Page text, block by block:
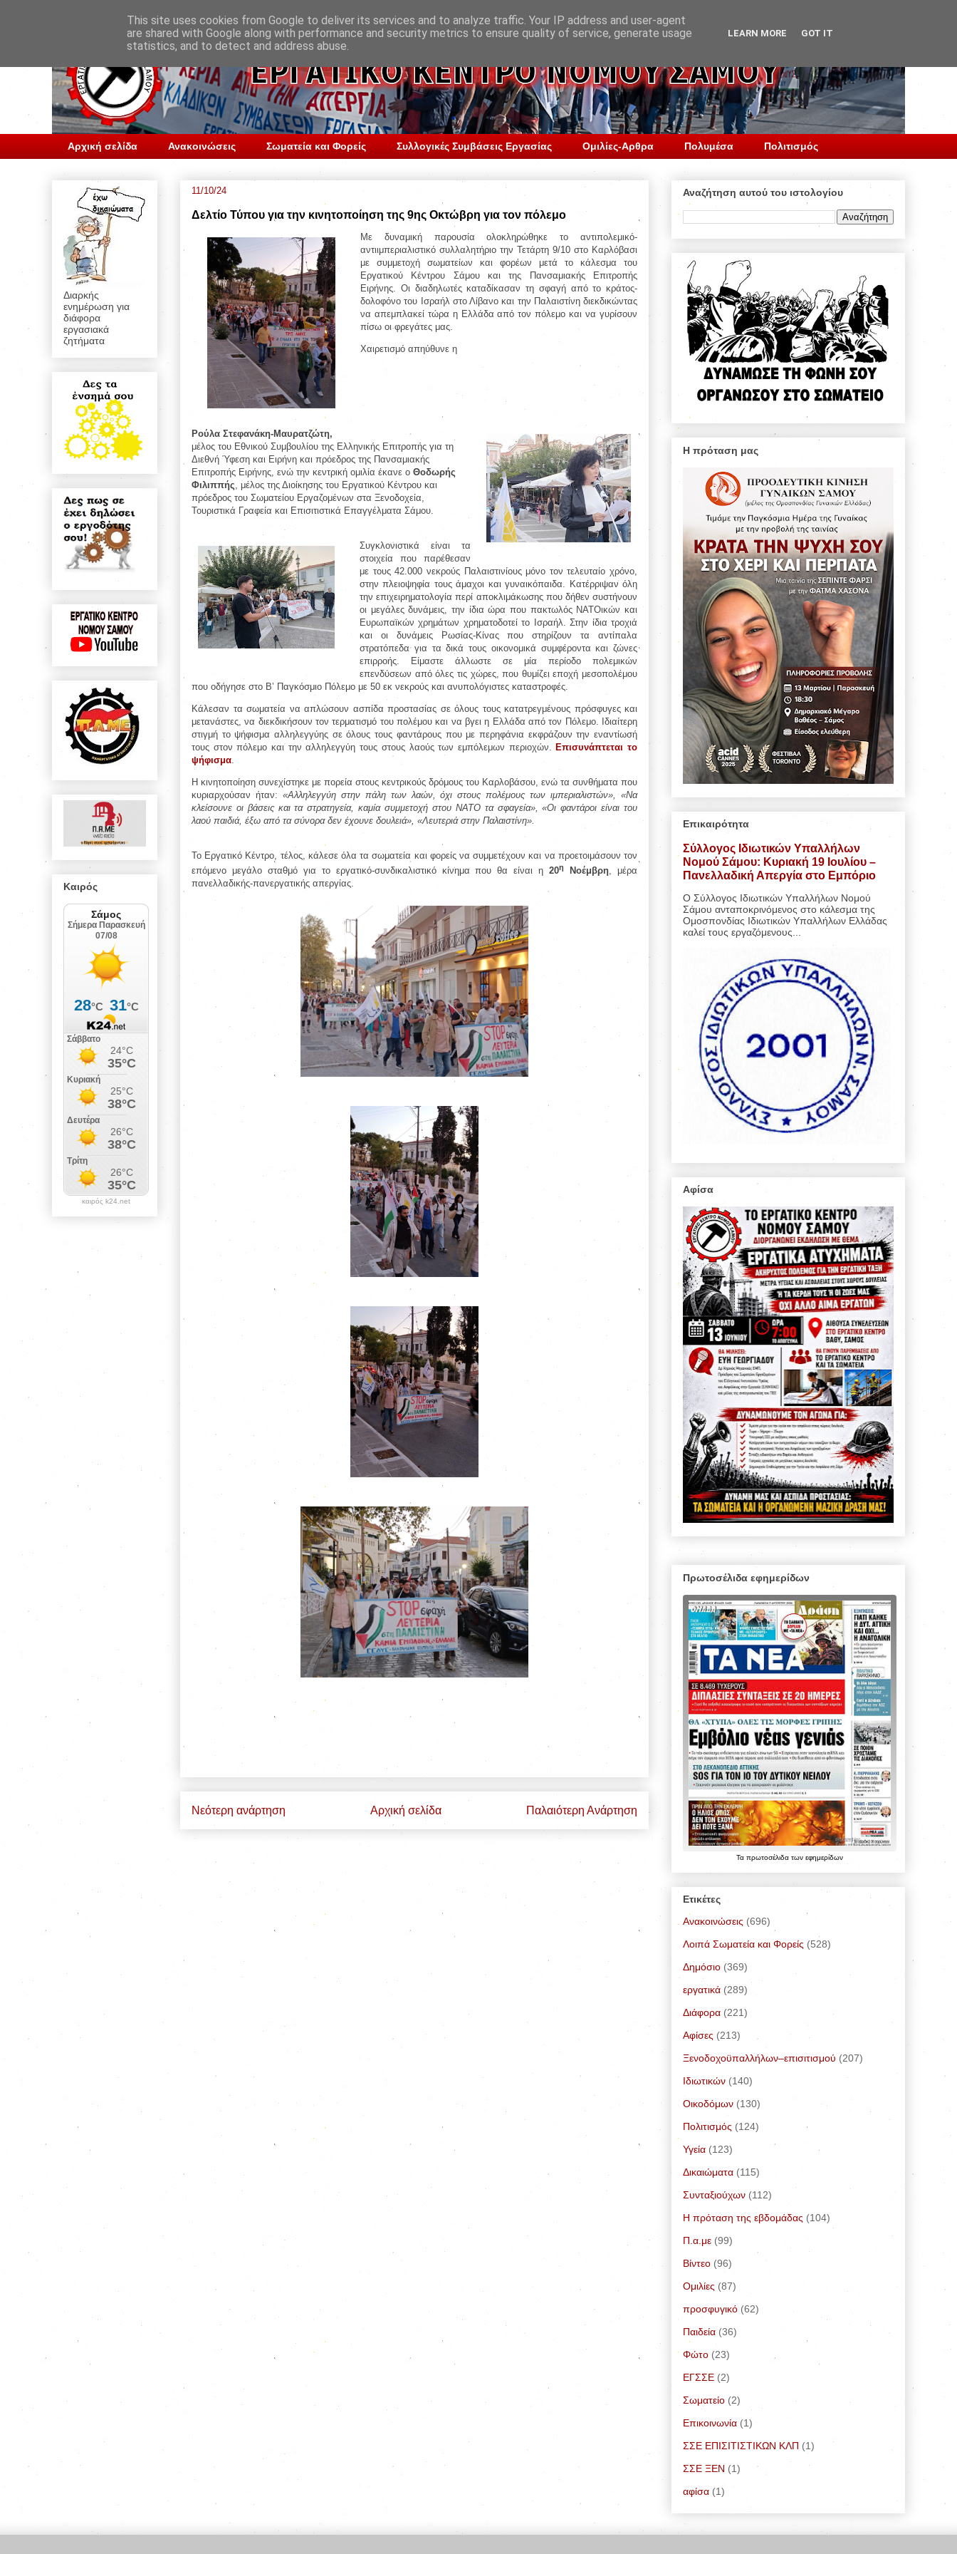
Αρχική σελίδα Ανακοινώσεις Σωματεία και Φορείς Συλλογικές Συμβάσεις Εργασίας Ομιλίες-Αρθρα Πολυμέσα Πολιτισμός
11/10/24
Δελτίο Τύπου για την κινητοποίηση της 9ης Οκτώβρη για τον πόλεμο
Με δυναμική παρουσία ολοκληρώθηκε το αντιπολεμικό-
αντιιμπεριαλιστικό συλλαλητήριο την Τετάρτη 9/10 στο Καρλόβασι
με συμμετοχή σωματείων και φορέων μετά το κάλεσμα του
Εργατικού Κέντρου Σάμου και της Πανσαμιακής Επιτροπής
Ειρήνης. Οι διαδηλωτές καταδίκασαν τη σφαγή από το κράτος-
δολοφόνο του Ισραήλ στο Λίβανο και την Παλαιστίνη διεκδικώντας
να απεμπλακεί τώρα η Ελλάδα από τον πόλεμο και να γυρίσουν
πίσω οι φρεγάτες μας.
Χαιρετισμό απηύθυνε η
Ρούλα Στεφανάκη-Μαυρατζώτη,
μέλος του Εθνικού Συμβουλίου της Ελληνικής Επιτροπής για τη
Διεθνή Ύφεση και Ειρήνη και πρόεδρος της Πανσαμιακής
Επιτροπής Ειρήνης, ενώ την κεντρική ομιλία έκανε ο Θοδωρής
Φιλιππής , μέλος της Διοίκησης του Εργατικού Κέντρου και
πρόεδρος του Σωματείου Εργαζομένων στα Ξενοδοχεία,
Τουριστικά Γραφεία και Επισιτιστικά Επαγγέλματα Σάμου.
Συγκλονιστικά είναι τα
στοιχεία που παρέθεσαν
με τους 42.000 νεκρούς Παλαιστινίους μόνο τον τελευταίο χρόνο,
στην πλειοψηφία τους άμαχοι και γυναικόπαιδα. Κατέρριψαν όλη
την επιχειρηματολογία περί αποκλιμάκωσης που δήθεν συστήνουν
οι μεγάλες δυνάμεις, την ίδια ώρα που πακτωλός ΝΑΤΟικών και
Ευρωπαϊκών χρημάτων χρηματοδοτεί το Ισραήλ. Στην ίδια τροχιά
και οι δυνάμεις Ρωσίας-Κίνας που στηρίζουν τα αντίπαλα
στρατόπεδα για τα δικά τους οικονομικά συμφέροντα και ζώνες
επιρροής. Είμαστε άλλωστε σε μία περίοδο πολεμικών
επενδύσεων από όλες τις χώρες, που θυμίζει εποχή μεσοπολέμου
που οδήγησε στο Β’ Παγκόσμιο Πόλεμο με 50 εκ νεκρούς και ανυπολόγιστες καταστροφές.
Κάλεσαν τα σωματεία να απλώσουν ασπίδα προστασίας σε όλους τους κατατρεγμένους πρόσφυγες και
μετανάστες, να διεκδικήσουν τον τερματισμό του πολέμου και να βγει η Ελλάδα από τον Πόλεμο. Ιδιαίτερη
στιγμή το ψήφισμα αλληλεγγύης σε όλους τους φαντάρους που με περηφάνια εκφράζουν την εναντίωσή
τους στον πόλεμο και την αλληλεγγύη τους στους λαούς των εμπόλεμων περιοχών.
Επισυνάπτεται το
ψήφισμα
Η κινητοποίηση συνεχίστηκε με πορεία στους κεντρικούς δρόμους του Καρλοβάσου, ενώ τα συνθήματα που
κυριαρχούσαν ήταν: «Αλληλεγγύη στην πάλη των λαών, όχι στους πολέμους των ιμπεριαλιστών», «Να
κλείσουνε οι βάσεις και τα στρατηγεία, καμία συμμετοχή στου ΝΑΤΟ τα σφαγεία», «Οι φαντάροι είναι του
λαού παιδιά, έξω από τα σύνορα δεν έχουνε δουλειά», «Λευτεριά στην Παλαιστίνη».
Το Εργατικό Κέντρο, τέλος, κάλεσε όλα τα σωματεία και φορείς να συμμετέχουν και να προετοιμάσουν τον
επόμενο μεγάλο σταθμό για το εργατικό-συνδικαλιστικό κίνημα που θα είναι η20η Νοέμβρη, μέρα
πανελλαδικής-πανεργατικής απεργίας.
Νεότερη ανάρτηση Παλαιότερη Ανάρτηση
Αρχική σελίδα
Διαρκής
ενημέρωση για
διάφορα
εργασιακά
ζητήματα
Καιρός
καιρός k24.net
Αναζήτηση αυτού του ιστολογίου
Η πρόταση μας
Επικαιρότητα
Σύλλογος Ιδιωτικών Υπαλλήλων
Νομού Σάμου: Κυριακή 19 Ιουλίου –
Πανελλαδική Απεργία στο Εμπόριο
Ο Σύλλογος Ιδιωτικών Υπαλλήλων Νομού
Σάμου ανταποκρινόμενος στο κάλεσμα της
Ομοσπονδίας Ιδιωτικών Υπαλλήλων Ελλάδας
καλεί τους εργαζόμενους...
Αφίσα
Πρωτοσέλιδα εφημερίδων
Τα πρωτοσέλιδα των εφημερίδων
Ετικέτες
Ανακοινώσεις (696)
Λοιπά Σωματεία και Φορείς (528)
Δημόσιο (369)
εργατικά (289)
Διάφορα (221)
Αφίσες (213)
Ξενοδοχοϋπαλλήλων–επισιτισμού (207)
Ιδιωτικών (140)
Οικοδόμων (130)
Πολιτισμός (124)
Υγεία (123)
Δικαιώματα (115)
Συνταξιούχων (112)
Η πρόταση της εβδομάδας (104)
Π.α.με (99)
Bίντεο (96)
Ομιλίες (87)
προσφυγικό (62)
Παιδεία (36)
Φώτο (23)
ΕΓΣΣΕ (2)
Σωματείο (2)
Επικοινωνία (1)
ΣΣΕ ΕΠΙΣΙΤΙΣΤΙΚΩΝ ΚΛΠ (1)
ΣΣΕ ΞΕΝ (1)
αφίσα (1)
This site uses cookies from Google to deliver its services and to analyze traffic. Your IP address and user-agent
are shared with Google along with performance and security metrics to ensure quality of service, generate usage
statistics, and to detect and address abuse.
LEARN MORE GOT IT